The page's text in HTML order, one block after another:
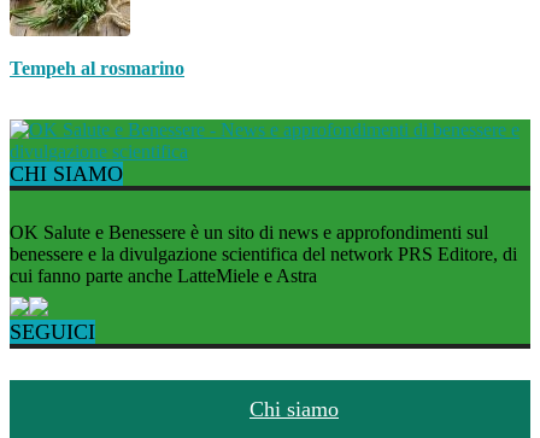
Tempeh al rosmarino
CHI SIAMO
OK Salute e Benessere è un sito di news e approfondimenti sul
benessere e la divulgazione scientifica del network PRS Editore, di
cui fanno parte anche LatteMiele e Astra
SEGUICI
Chi siamo